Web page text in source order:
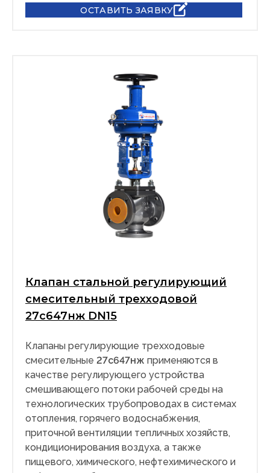
ОСТАВИТЬ ЗАЯВКУ
Клапан стальной регулирующий
смесительный трехходовой
27с647нж DN15
Клапаны регулирующие трехходовые
смесительные 27с647нж применяются в
качестве регулирующего устройства
смешивающего потоки рабочей среды на
технологических трубопроводах в системах
отопления, горячего водоснабжения,
приточной вентиляции тепличных хозяйств,
кондиционирования воздуха, а также
пищевого, химического, нефтехимического и